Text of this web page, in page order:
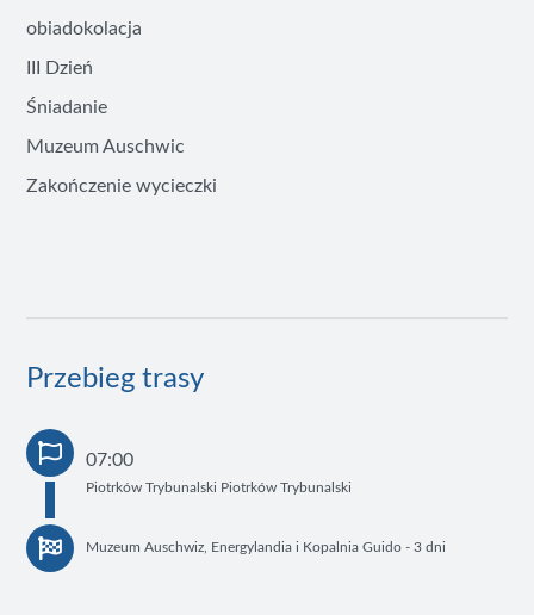
obiadokolacja
III Dzień
Śniadanie
Muzeum Auschwic
Zakończenie wycieczki
Przebieg trasy
07:00
Piotrków Trybunalski Piotrków Trybunalski
Muzeum Auschwiz, Energylandia i Kopalnia Guido - 3 dni